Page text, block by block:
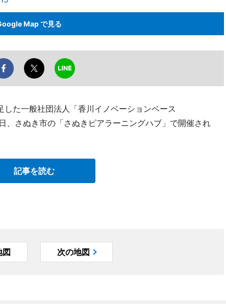
Map で見る
た一般社団法人「香川イノベーションベース
、さぬき市の「さぬきピアラーニングハブ」で開催され
記事を読む
図 次の地図